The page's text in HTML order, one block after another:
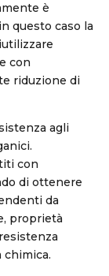
è
questo caso la
con
riduzione di
agli
con
di ottenere
da
proprietà
chimica.